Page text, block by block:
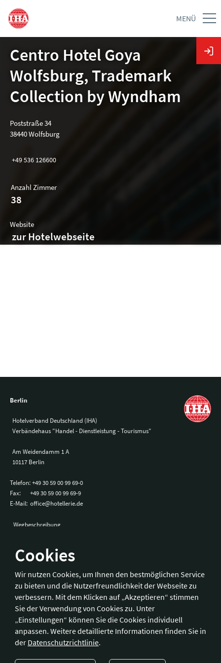
Cookies
Wir nutzen Cookies, um Ihnen den bestmöglichen Service
zu bieten und die Nutzerfreundlichkeit der Webseite zu
verbessern. Mit dem Klicken auf „Akzeptieren“ stimmen
Sie der Verwendung von Cookies zu. Unter
„Einstellungen“ können Sie die Cookies individuell
anpassen. Weitere detaillierte Informationen finden Sie in
der Datenschutzrichtlinie.
MENÜ
Centro Hotel Goya
Wolfsburg, Trademark
Collection by Wyndham
Poststraße 34
38440 Wolfsburg
+49 536 126600
Anzahl Zimmer
38
Website
zur Hotelwebseite
Berlin
Hotelverband Deutschland (IHA)
Verbändehaus "Handel - Dienstleistung - Tourismus"
Am Weidendamm 1 A
10117 Berlin
Telefon:+49 30 59 00 99 69-0
Fax:
+49 30 59 00 99 69-9
E-Mail: office@hotellerie.de
Wegbeschreibung
Hotelverband Deutschland (IHA) / IHA-Service GmbH
Kronprinzenstraße 37
53173 Bonn
Telefon:
Fax:
+49 228 92 39 29-9
E-Mail:bonn@hotellerie.de